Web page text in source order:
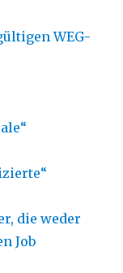
WEG-
die weder
Job